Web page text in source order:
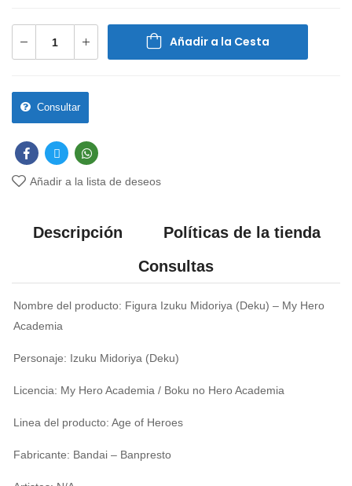
Añadir a la Cesta
Consultar
Añadir a la lista de deseos
Descripción
Políticas de la tienda
Consultas
Nombre del producto: Figura Izuku Midoriya (Deku) – My Hero
Academia
Personaje: Izuku Midoriya (Deku)
Licencia: My Hero Academia / Boku no Hero Academia
Linea del producto: Age of Heroes
Fabricante: Bandai – Banpresto